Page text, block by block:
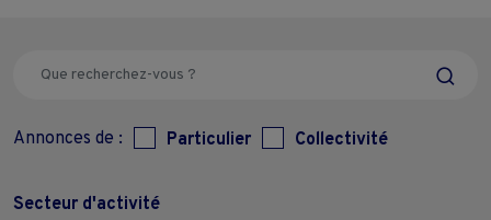
Annonces de : Particulier Collectivité
Secteur d'activité